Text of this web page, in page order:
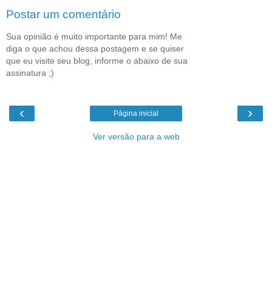
Postar um comentário
Sua opinião é muito importante para mim! Me
diga o que achou dessa postagem e se quiser
que eu visite seu blog, informe o abaixo de sua
assinatura ;)
‹ ›
Página inicial
Ver versão para a web